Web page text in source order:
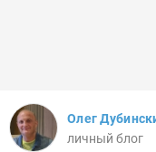
Олег
личный блог